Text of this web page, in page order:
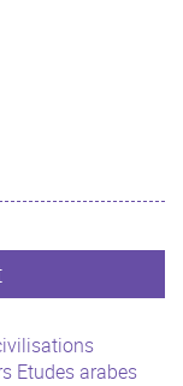
Etudes arabes